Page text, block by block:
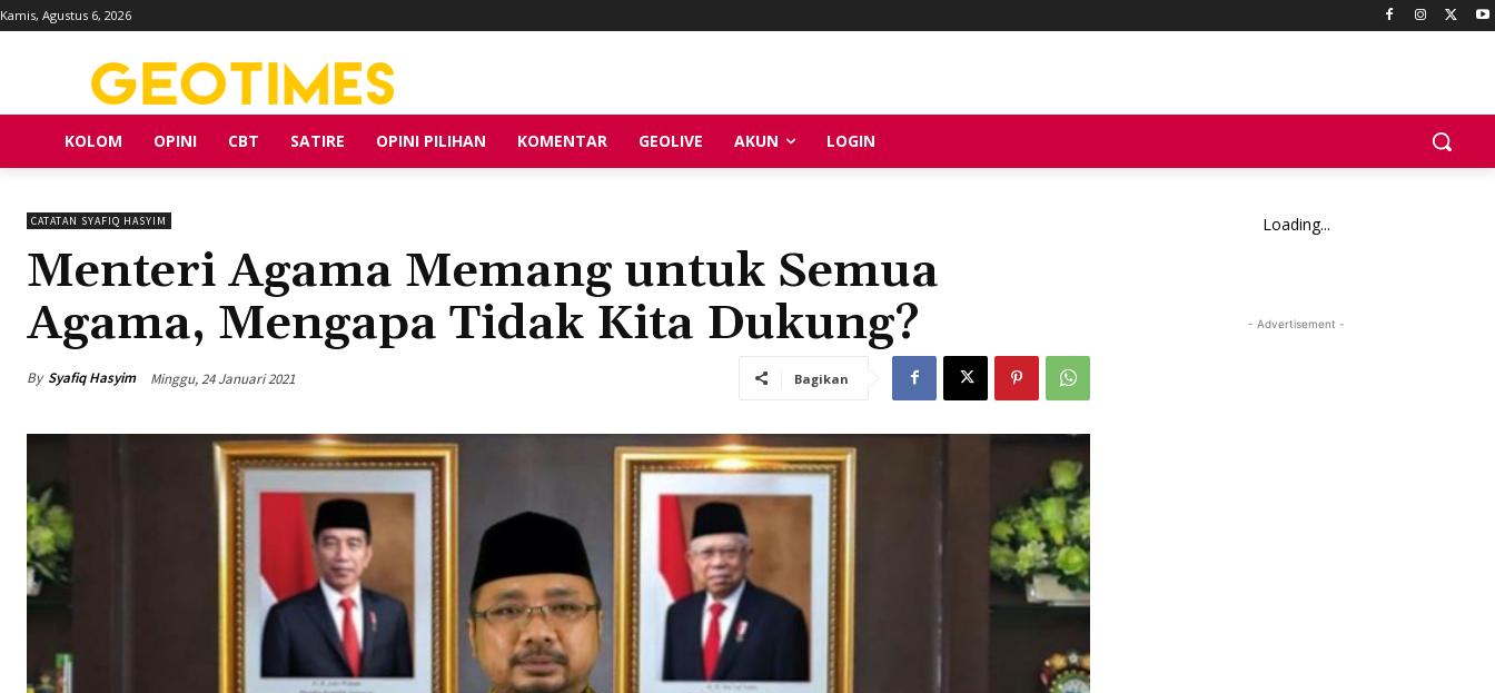
Kamis, Agustus 6, 2026
KOLOM OPINI CBT SATIRE OPINI PILIHAN KOMENTAR GEOLIVE AKUN LOGIN
CATATAN SYAFIQ HASYIM
Menteri Agama Memang untuk Semua
Agama, Mengapa Tidak Kita Dukung?
By Syafiq Hasyim Minggu, 24 Januari 2021 Bagikan
Loading...
- Advertisement -